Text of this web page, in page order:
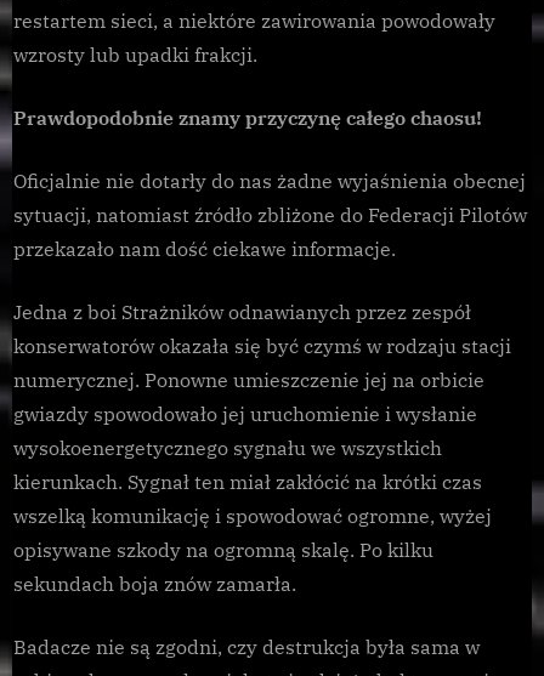
restartem sieci, a niektóre zawirowania powodowały
wzrosty lub upadki frakcji.
Prawdopodobnie znamy przyczynę całego chaosu!
Oficjalnie nie dotarły do nas żadne wyjaśnienia obecnej
sytuacji, natomiast źródło zbliżone do Federacji Pilotów
przekazało nam dość ciekawe informacje.
Jedna z boi Strażników odnawianych przez zespół
konserwatorów okazała się być czymś w rodzaju stacji
numerycznej. Ponowne umieszczenie jej na orbicie
gwiazdy spowodowało jej uruchomienie i wysłanie
wysokoenergetycznego sygnału we wszystkich
kierunkach. Sygnał ten miał zakłócić na krótki czas
wszelką komunikację i spowodować ogromne, wyżej
opisywane szkody na ogromną skalę. Po kilku
sekundach boja znów zamarła.
Badacze nie są zgodni, czy destrukcja była sama w